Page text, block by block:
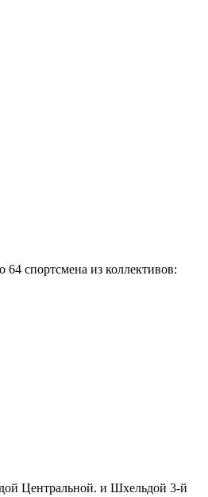
спортсмена из коллективов:
Центральной. и Шхельдой 3-й